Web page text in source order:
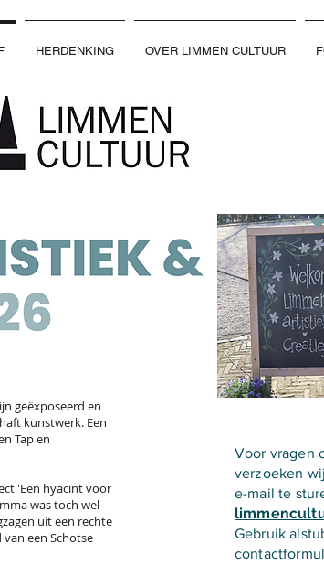
HERDENKING OVER LIMMEN CULTUUR
geëxposeerd en
kunstwerk. Een
Tap en
'Een hyacint voor
was toch wel
uit een rechte
een Schotse
Voor vragen
verzoeken
e-mail te
Gebruik